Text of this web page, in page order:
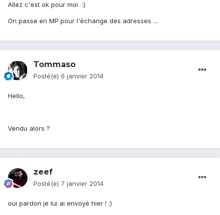
Allez c'est ok pour moi :)
On passe en MP pour l'échange des adresses ...
Tommaso
Posté(e) 6 janvier 2014
Hello,
Vendu alors ?
zeef
Posté(e) 7 janvier 2014
oui pardon je lui ai envoyé hier ! :)